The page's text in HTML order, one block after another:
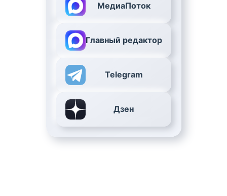
МедиаПоток
Главный редактор
Telegram
Дзен